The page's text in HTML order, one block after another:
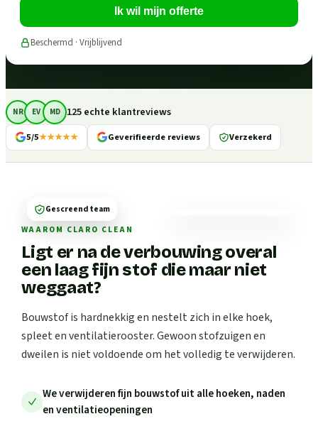
Ik wil mijn offerte
Beschermd · Vrijblijvend
NR EV MD 125 echte klantreviews
5/5★★★★★ Geverifieerde reviews Verzekerd
WAAROM CLARO CLEAN
Ligt er na de verbouwing overal
een laag fijn stof die maar niet
weggaat?
Bouwstof is hardnekkig en nestelt zich in elke hoek,
spleet en ventilatierooster. Gewoon stofzuigen en
dweilen is niet voldoende om het volledig te verwijderen.
We verwijderen fijn bouwstof uit alle hoeken, naden
en ventilatieopeningen
Gescreend team